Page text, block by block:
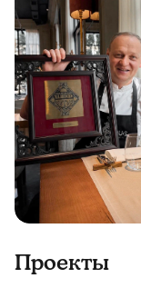
Проекты